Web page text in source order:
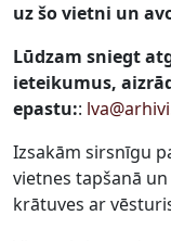
uz šo vietni un
Lūdzam sniegt
ieteikumus,
epastu::
Izsakām sirsnīgu
vietnes tapšanā
krātuves ar